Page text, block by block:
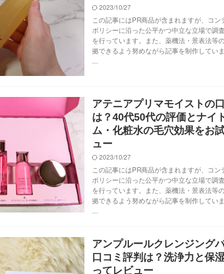
2023/10/27
この記事にはPR商品が含まれますが、コン
ポリシーに沿った公平かつ中立な立場で調
を行っています。また、薬機法・景表法等
拠できるよう努めながら記事を制作してい
...
アテニアプリマモイストの
は？40代50代の評価とナイ
ム・化粧水の毛穴効果をお
ュー
2023/10/27
この記事にはPR商品が含まれますが、コン
ポリシーに沿った公平かつ中立な立場で調
を行っています。また、薬機法・景表法等
拠できるよう努めながら記事を制作してい
...
アンプルールクレンジング
口コミ評判は？洗浄力と保
ってレビュー